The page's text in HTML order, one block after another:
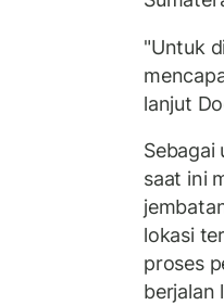
"Untuk
lanjut
Sebagai
saat ini
lokasi
proses
berjalan